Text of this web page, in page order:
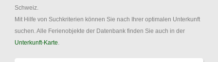
Schweiz.
Mit Hilfe von Suchkriterien können Sie nach Ihrer optimalen Unterkunft
suchen. Alle Ferienobjekte der Datenbank finden Sie auch in der
Unterkunft-Karte